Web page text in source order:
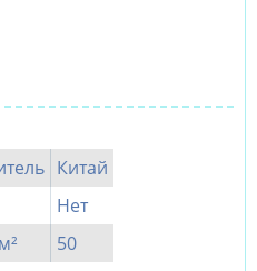
Китай
Нет
50